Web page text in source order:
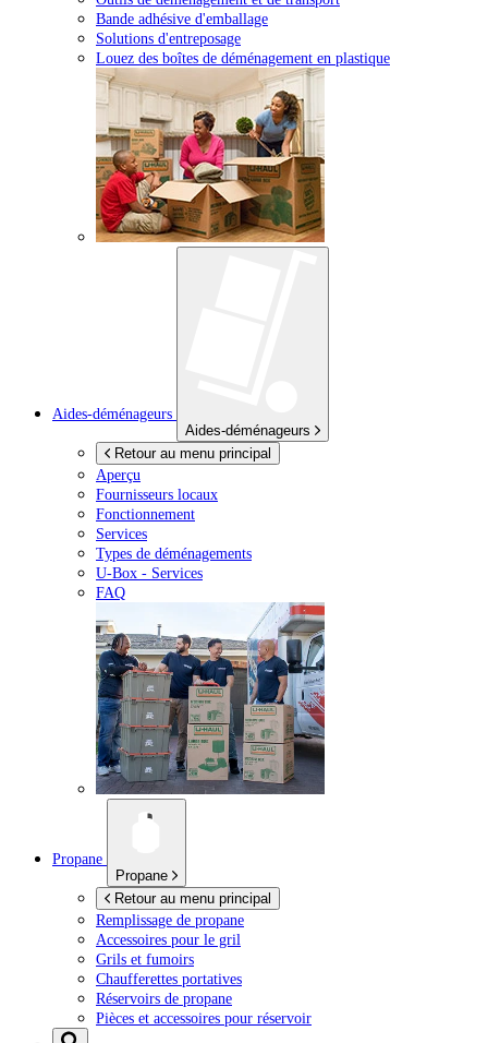
Bande adhésive d'emballage
Solutions d'entreposage
Louez des boîtes de déménagement en plastique
Aides-déménageurs
Aides-déménageurs
Retour au menu principal
Aperçu
Fournisseurs locaux
Fonctionnement
Services
Types de déménagements
U-Box - Services
FAQ
Propane
Propane
Retour au menu principal
Remplissage de propane
Accessoires pour le gril
Grils et fumoirs
Chaufferettes portatives
Réservoirs de propane
Pièces et accessoires pour réservoir